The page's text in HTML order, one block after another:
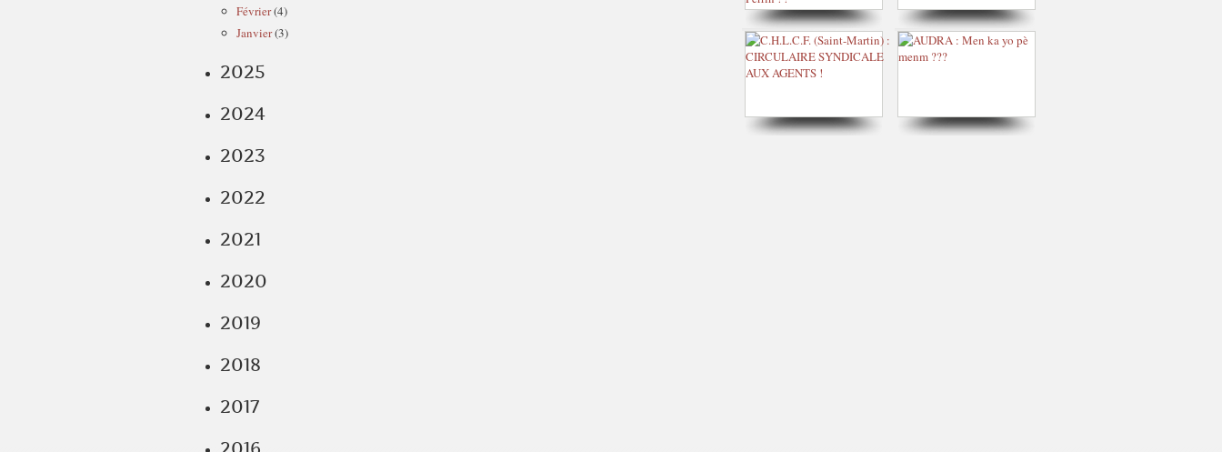
Février(4)
Janvier(3)
2025
2024
2023
2022
2021
2020
2019
2018
2017